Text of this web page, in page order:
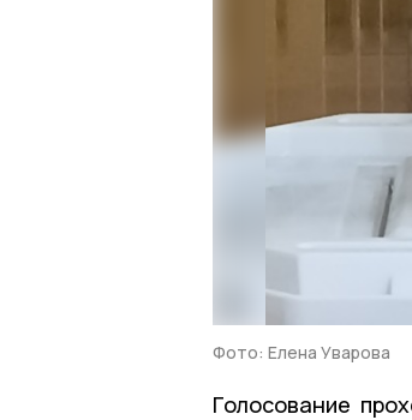
Фото: Елена Уварова
Голосование